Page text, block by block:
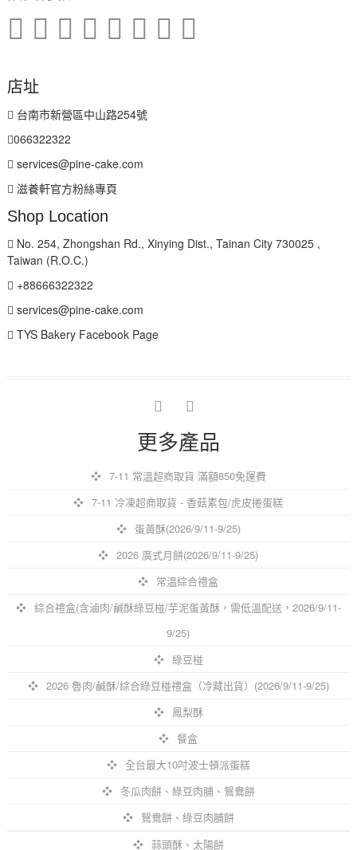
店址
台南市新營區中山路254號
066322322
services@pine-cake.com
滋養軒官方粉絲專頁
Shop Location
No. 254, Zhongshan Rd., Xinying Dist., Tainan City 730025 ,
Taiwan (R.O.C.)
+88666322322
services@pine-cake.com
TYS Bakery Facebook Page
facebook
更多產品
7-11 常溫超商取貨 滿額850免運費
7-11 冷凍超商取貨 - 香菇素包/虎皮捲蛋糕
蛋黃酥(2026/9/11-9/25)
2026 廣式月餅(2026/9/11-9/25)
常溫綜合禮盒
綜合禮盒(含滷肉/鹹酥綠豆椪/芋泥蛋黃酥，需低溫配送，2026/9/11-
9/25)
綠豆椪
2026 魯肉/鹹酥/綜合綠豆椪禮盒（冷藏出貨）(2026/9/11-9/25)
鳳梨酥
餐盒
全台最大10吋波士頓派蛋糕
冬瓜肉餅、綠豆肉脯、鴛鴦餅
鴛鴦餅、綠豆肉脯餅
蒜頭酥、太陽餅